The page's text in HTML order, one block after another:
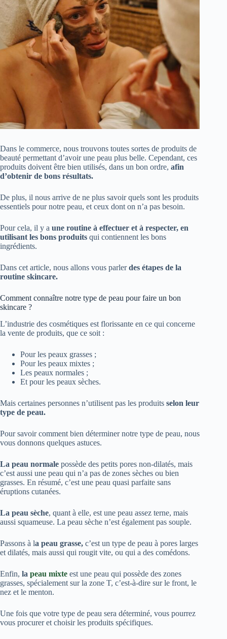
Dans le commerce, nous trouvons toutes sortes de produits de
beauté permettant d’avoir une peau plus belle. Cependant, ces
produits doivent être bien utilisés, dans un bon ordre, afin
d’obtenir de bons résultats.
De plus, il nous arrive de ne plus savoir quels sont les produits
essentiels pour notre peau, et ceux dont on n’a pas besoin.
Pour cela, il y a une routine à effectuer et à respecter, en
utilisant les bons produits qui contiennent les bons
ingrédients.
Dans cet article, nous allons vous parlerdes étapes de la
routine skincare.
Comment connaître notre type de peau pour faire un bon
skincare ?
L’industrie des cosmétiques est florissante en ce qui concerne
la vente de produits, que ce soit :
Pour les peaux grasses ;
Pour les peaux mixtes ;
Les peaux normales ;
Et pour les peaux sèches.
Mais certaines personnes n’utilisent pas les produits selon leur
type de peau.
Pour savoir comment bien déterminer notre type de peau, nous
vous donnons quelques astuces.
La peau normale possède des petits pores non-dilatés, mais
c’est aussi une peau qui n’a pas de zones sèches ou bien
grasses. En résumé, c’est une peau quasi parfaite sans
éruptions cutanées.
La peau sèche, quant à elle, est une peau assez terne, mais
aussi squameuse. La peau sèche n’est également pas souple.
Passons à la peau grasse, c’est un type de peau à pores larges
et dilatés, mais aussi qui rougit vite, ou qui a des comédons.
Enfin, la peau mixte est une peau qui possède des zones
grasses, spécialement sur la zone T, c’est-à-dire sur le front, le
nez et le menton.
Une fois que votre type de peau sera déterminé, vous pourrez
vous procurer et choisir les produits spécifiques.